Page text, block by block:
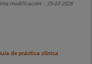
modificación: : 25-03-2026
de práctica clínica